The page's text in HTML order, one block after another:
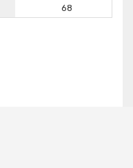
68